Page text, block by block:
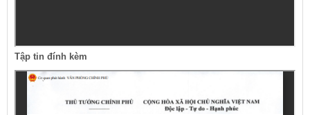
Tập tin đính kèm